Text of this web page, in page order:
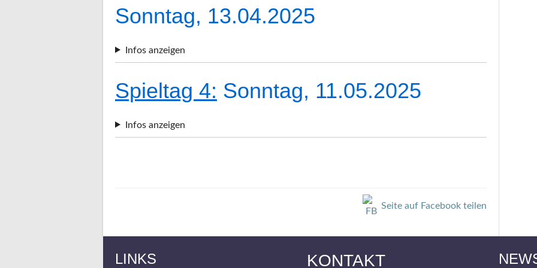
Sonntag, 13.04.2025
Infos anzeigen
Spieltag 4: Sonntag, 11.05.2025
Infos anzeigen
Seite auf Facebook teilen
LINKS KONTAKT